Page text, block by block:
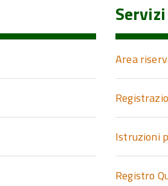
Area
Istruzioni
Registro